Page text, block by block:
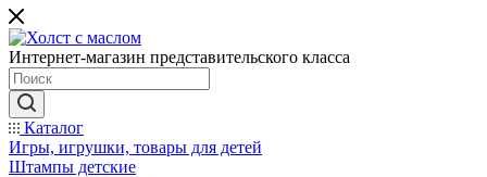
Интернет-магазин представительского класса
Каталог
Игры, игрушки, товары для детей
Штампы детские